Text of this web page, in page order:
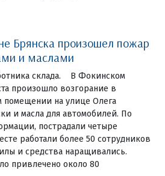
Брянска произошел пожар
и маслами
склада. В Фокинском
произошло возгорание в
помещении на улице Олега
и масла для автомобилей. По
пострадали четыре
работали более 50 сотрудников
и средства наращивались.
привлечено около 80